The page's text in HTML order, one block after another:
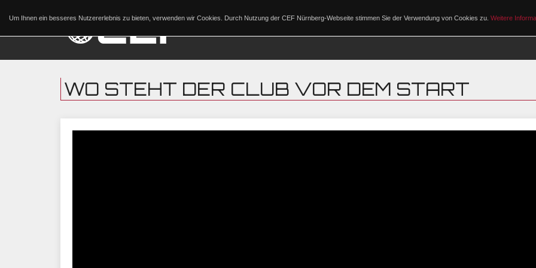
Um Ihnen ein besseres Nutzererlebnis zu bieten, verwenden wir Cookies. Durch Nutzung der CEF Nürnberg-Webseite stimmen Sie der Verwendung von Cookies zu. Weitere
WO STEHT DER CLUB VOR DEM START